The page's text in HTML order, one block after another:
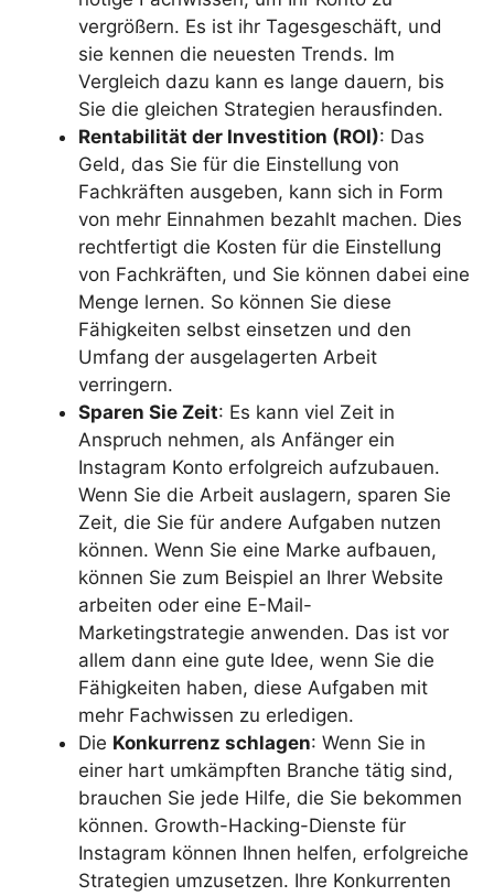
vergrößern. Es ist ihr Tagesgeschäft, und
sie kennen die neuesten Trends. Im
Vergleich dazu kann es lange dauern, bis
Sie die gleichen Strategien herausfinden.
Rentabilität der Investition (ROI): Das
Geld, das Sie für die Einstellung von
Fachkräften ausgeben, kann sich in Form
von mehr Einnahmen bezahlt machen. Dies
rechtfertigt die Kosten für die Einstellung
von Fachkräften, und Sie können dabei eine
Menge lernen. So können Sie diese
Fähigkeiten selbst einsetzen und den
Umfang der ausgelagerten Arbeit
verringern.
Sparen Sie Zeit: Es kann viel Zeit in
Anspruch nehmen, als Anfänger ein
Instagram Konto erfolgreich aufzubauen.
Wenn Sie die Arbeit auslagern, sparen Sie
Zeit, die Sie für andere Aufgaben nutzen
können. Wenn Sie eine Marke aufbauen,
können Sie zum Beispiel an Ihrer Website
arbeiten oder eine E-Mail-
Marketingstrategie anwenden. Das ist vor
allem dann eine gute Idee, wenn Sie die
Fähigkeiten haben, diese Aufgaben mit
mehr Fachwissen zu erledigen.
Die Konkurrenz schlagen: Wenn Sie in
einer hart umkämpften Branche tätig sind,
brauchen Sie jede Hilfe, die Sie bekommen
können. Growth-Hacking-Dienste für
Instagram können Ihnen helfen, erfolgreiche
Strategien umzusetzen. Ihre Konkurrenten